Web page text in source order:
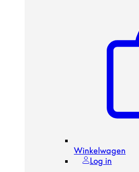
Winkelwagen
Log in